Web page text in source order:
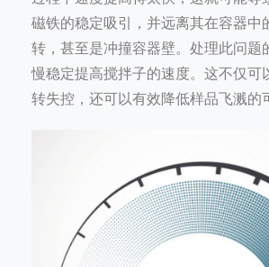
磁铁的稳定吸引，并远离其在容器中
转，甚至是冲撞容器壁。处理此问题
慢稳定提高搅拌子的速度。这不仅可
转失控，还可以有效降低样品飞溅的